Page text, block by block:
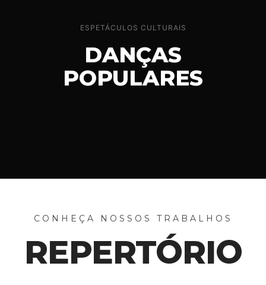
ESPETÁCULOS CULTURAIS
DANÇAS
POPULARES
CONHEÇA NOSSOS TRABALHOS
REPERTÓRIO